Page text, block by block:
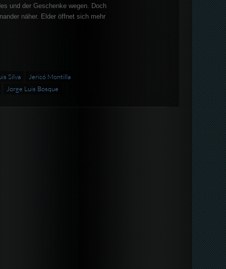
und der Geschenke wegen. Doch
näher. Elder öffnet sich mehr
Silva
Jericó Montilla
Jorge Luis Bosque